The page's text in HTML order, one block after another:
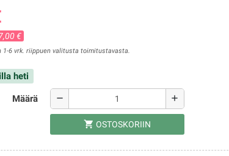
€
1-6 vrk. riippuen valitusta toimitustavasta.
heti
Määrä remove add
shopping_cart OSTOSKORIIN